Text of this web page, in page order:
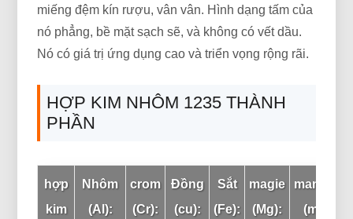
miếng đệm kín rượu, vân vân. Hình dạng tấm của
nó phẳng, bề mặt sạch sẽ, và không có vết dầu.
Nó có giá trị ứng dụng cao và triển vọng rộng rãi.
HỢP KIM NHÔM 1235 THÀNH
PHẦN
hợp
kim
Nhôm
(Al):
crom
(Cr):
Đồng
(cu):
Sắt
(Fe):
magie
(Mg):
mangan
(mn):